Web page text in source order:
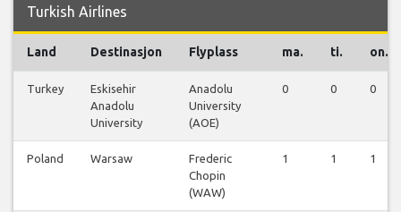
Turkish Airlines
Land Destinasjon Flyplass ma. ti. on.
Turkey
Eskisehir
Anadolu
University
Anadolu
University
(AOE)
0 0 0
Poland Warsaw
Frederic
Chopin
(WAW)
1 1 1